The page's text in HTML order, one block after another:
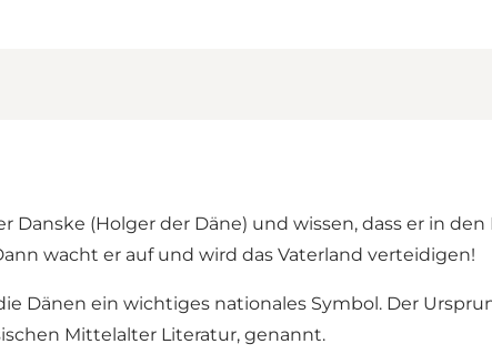
(Holger der Däne) und wissen, dass er in
wacht er auf und wird das Vaterland verteidigen!
Dänen ein wichtiges nationales Symbol. Der
Mittelalter Literatur, genannt.